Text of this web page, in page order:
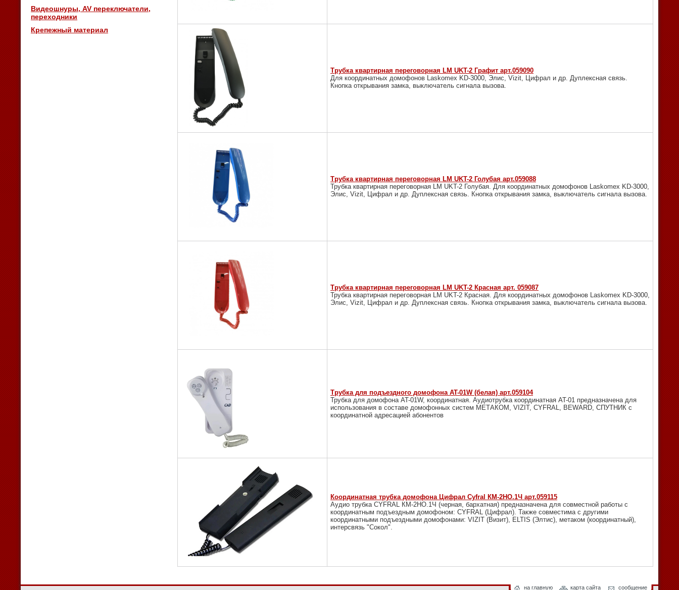
Видеошнуры, AV переключатели,
переходники
Крепежный материал
Трубка квартирная переговорная LM UKT-2 Графит арт.059090
Для координатных домофонов Laskomex KD-3000, Элис, Vizit, Цифрал и др. Дуплексная связь.
Кнопка открывания замка, выключатель сигнала вызова.
Трубка квартирная переговорная LM UKT-2 Голубая арт.059088
Трубка квартирная переговорная LM UKT-2 Голубая. Для координатных домофонов Laskomex KD-3000,
Элис, Vizit, Цифрал и др. Дуплексная связь. Кнопка открывания замка, выключатель сигнала вызова.
Трубка квартирная переговорная LM UKT-2 Красная арт. 059087
Трубка квартирная переговорная LM UKT-2 Красная. Для координатных домофонов Laskomex KD-3000,
Элис, Vizit, Цифрал и др. Дуплексная связь. Кнопка открывания замка, выключатель сигнала вызова.
Трубка для подъездного домофона AT-01W (белая) арт.059104
Трубка для домофона AT-01W, координатная. Аудиотрубка координатная AT-01 предназначена для
использования в составе домофонных систем МЕТАКОМ, VIZIT, CYFRAL, BEWARD, СПУТНИК с
координатной адресацией абонентов
Координатная трубка домофона Цифрал Cyfral КМ-2НО.1Ч арт.059115
Аудио трубка CYFRAL КМ-2НО.1Ч (черная, бархатная) предназначена для совместной работы с
координатным подъездным домофоном: CYFRAL (Цифрал). Также совместима с другими
координатными подъездными домофонами: VIZIT (Визит), ELTIS (Элтис), метаком (координатный),
интерсвязь "Сокол".
на главную карта сайта сообщение